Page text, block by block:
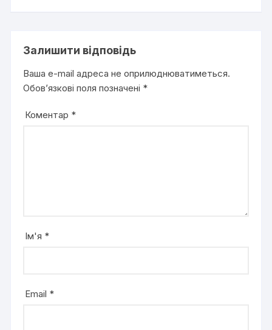
Залишити відповідь
Ваша e-mail адреса не оприлюднюватиметься.
Обов’язкові поля позначені *
Коментар *
Ім'я *
Email *